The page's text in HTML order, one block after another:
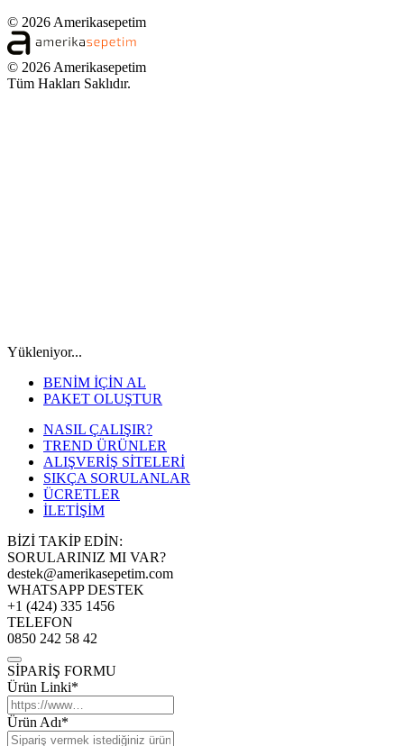
© 2026 Amerikasepetim
© 2026 Amerikasepetim
Tüm Hakları Saklıdır.
Yükleniyor...
BENİM İÇİN AL
PAKET OLUŞTUR
NASIL ÇALIŞIR?
TREND ÜRÜNLER
ALIŞVERİŞ SİTELERİ
SIKÇA SORULANLAR
ÜCRETLER
İLETİŞİM
BİZİ TAKİP EDİN:
SORULARINIZ MI VAR?
destek@amerikasepetim.com
WHATSAPP DESTEK
+1 (424) 335 1456
TELEFON
0850 242 58 42
SİPARİŞ FORMU
Ürün Linki*
Ürün Adı*